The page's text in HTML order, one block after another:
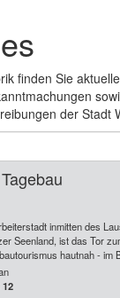
finden Sie
der Stadt
inmitten des
Seenland, ist das Tor
hautnah - im
12